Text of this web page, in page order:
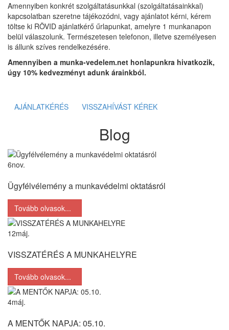
Amennyiben konkrét szolgáltatásunkkal (szolgáltatásainkkal)
kapcsolatban szeretne tájékozódni, vagy ajánlatot kérni, kérem
töltse ki RÖVID ajánlatkérő űrlapunkat, amelyre 1 munkanapon
belül válaszolunk. Természetesen telefonon, illetve személyesen
is állunk szíves rendelkezésére.
Amennyiben a munka-vedelem.net honlapunkra hivatkozik,
úgy 10% kedvezményt adunk árainkból.
AJÁNLATKÉRÉS VISSZAHÍVÁST KÉREK
Blog
6nov.
Ügyfélvélemény a munkavédelmi oktatásról
Tovább olvasok...
12máj.
VISSZATÉRÉS A MUNKAHELYRE
Tovább olvasok...
4máj.
A MENTŐK NAPJA: 05.10.